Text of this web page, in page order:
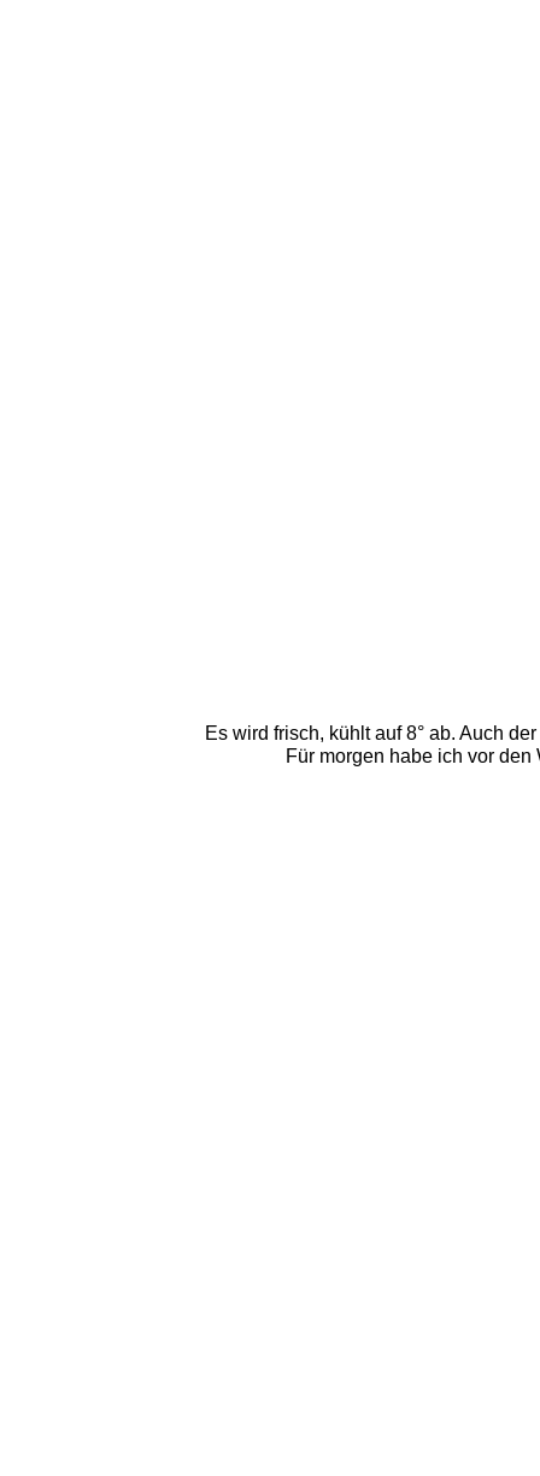
Es wird frisch, kühlt auf 8° ab. Auch
Für morgen habe ich vor